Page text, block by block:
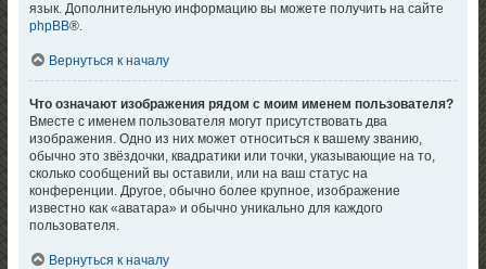
язык. Дополнительную информацию вы можете получить на сайте
phpBB®.
Вернуться к началу
Что означают изображения рядом с моим именем пользователя?
Вместе с именем пользователя могут присутствовать два
изображения. Одно из них может относиться к вашему званию,
обычно это звёздочки, квадратики или точки, указывающие на то,
сколько сообщений вы оставили, или на ваш статус на
конференции. Другое, обычно более крупное, изображение
известно как «аватара» и обычно уникально для каждого
пользователя.
Вернуться к началу